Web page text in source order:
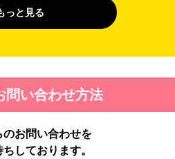
した小売店より委託された先への納
ることが予定される場合の事項
ナライズ広告配信および効果測定・
等の識別子、広告 ID、閲覧・行
報、（同意時）メールアドレス等の
ブサイトのタグ・SDK・API 等に
っと見る
問い合わせ方法
のお問い合わせを
しております。